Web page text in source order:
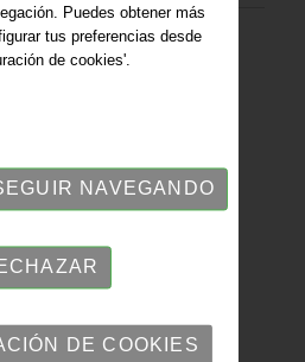
Puedes obtener más
tus preferencias desde
de cookies'.
NAVEGANDO
DE COOKIES